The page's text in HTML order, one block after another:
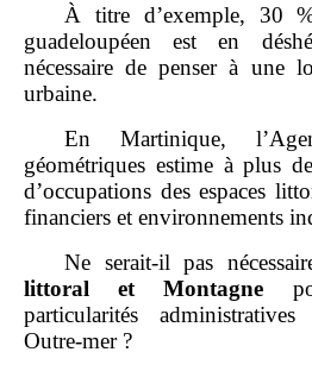
À titre d’exemple, 30
guadeloupéen est en
nécessaire de penser à une
urbaine.
En Martinique,
géométriques estime à plus
d’occupations des espaces
financiers et environnements
Ne serait‑il pas
littoral et Montagne
particularités
Outre‑mer ?